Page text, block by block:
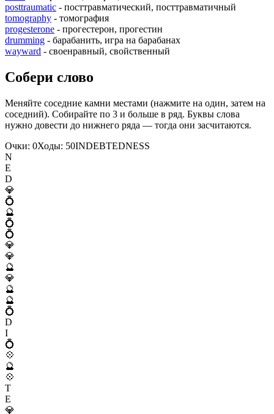
posttraumatic - посттравматический, посттравматичный
tomography - томография
progesterone - прогестерон, прогестин
drumming - барабанить, игра на барабанах
wayward - своенравный, свойственный
Собери слово
Меняйте соседние камни местами (нажмите на один, затем на
соседний). Собирайте по 3 и больше в ряд. Буквы слова
нужно довести до нижнего ряда — тогда они засчитаются.
Очки: 0Ходы: 50INDEBTEDNESS
N
E
D
💎
💍
🔮
💍
💍
💎
💎
🔮
💎
🔮
🔮
💍
D
I
💍
💠
🔮
💠
T
E
💎